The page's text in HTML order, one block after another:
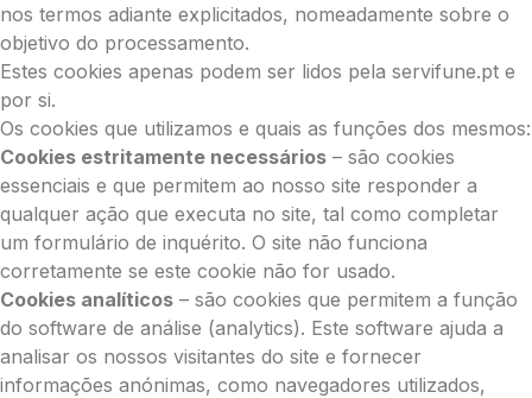
nos termos adiante explicitados, nomeadamente sobre o
objetivo do processamento.
Estes cookies apenas podem ser lidos pela servifune.pt e
por si.
Os cookies que utilizamos e quais as funções dos mesmos:
Cookies estritamente necessários – são cookies
essenciais e que permitem ao nosso site responder a
qualquer ação que executa no site, tal como completar
um formulário de inquérito. O site não funciona
corretamente se este cookie não for usado.
Cookies analíticos – são cookies que permitem a função
do software de análise (analytics). Este software ajuda a
analisar os nossos visitantes do site e fornecer
informações anónimas, como navegadores utilizados,